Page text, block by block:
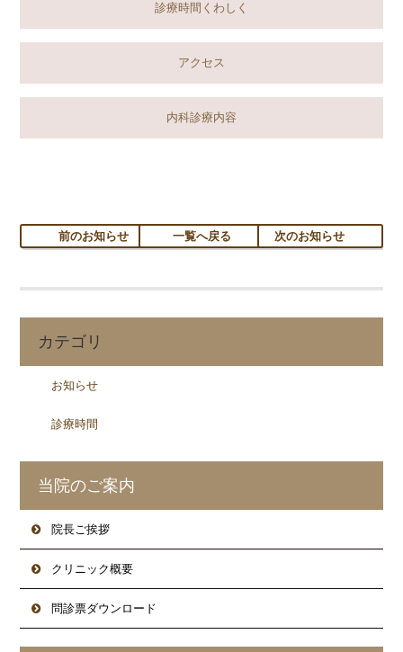
診療時間くわしく
アクセス
内科診療内容
前のお知らせ 一覧へ戻る 次のお知らせ
カテゴリ
お知らせ
診療時間
当院のご案内
院長ご挨拶
クリニック概要
問診票ダウンロード